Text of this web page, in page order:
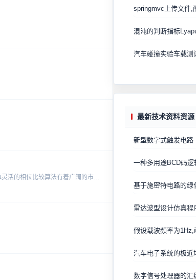
相位比较器的VHDL实现程序，现行的相位比较器结构往往十分复杂，难于实现。而在一些对精度要求不是很高的领域，简单灵活的相位比较算法有着广阔的市场。...
springmvc上传文件,
混沌的判断指标
汽车碰撞实验车载测
最新技术资料资源
新型数字式触发电路
一种多用途BCD码
基于施密特电路的绿
雷达波型设计仿真
假设载波频率为1Hz,
汽车电子系统的极近
数字信号处理器的汇